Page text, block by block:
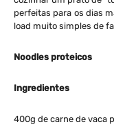
perfeitas para os dias
load muito simples de
Noodles proteicos
Ingredientes
400g de carne de vaca